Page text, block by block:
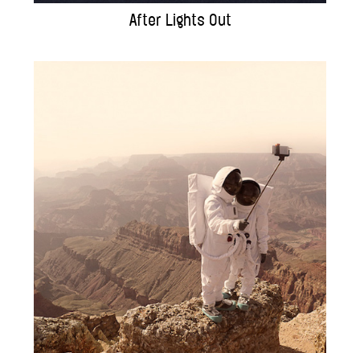
After Lights Out